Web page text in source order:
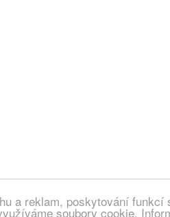
a reklam, poskytování
soubory cookie.